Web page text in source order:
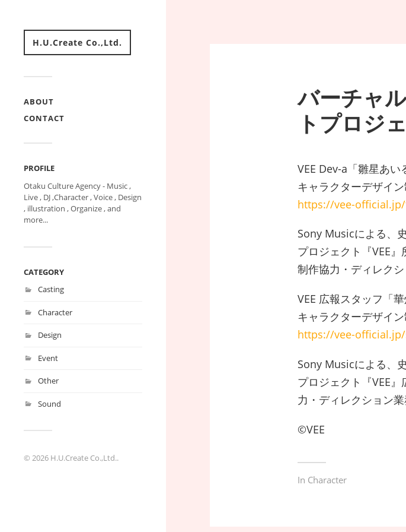
H.U.Create Co.,Ltd.
ABOUT
CONTACT
PROFILE
Otaku Culture Agency - Music ,
Live , DJ ,Character , Voice , Design
, illustration , Organize , and
more...
CATEGORY
Casting
Character
Design
Event
Other
Sound
© 2026 H.U.Create Co.,Ltd..
バーチャ
トプロジ
VEE Dev-a「雛星あい
キャラクターデザイ
https://vee-
Sony Musicによる、
プロジェクト『VEE
制作協力・ディレクシ
VEE 広報スタッフ「華
キャラクターデザイ
https://vee-
Sony Musicによる、
プロジェクト『VEE
力・ディレクション業
©︎VEE
In Character